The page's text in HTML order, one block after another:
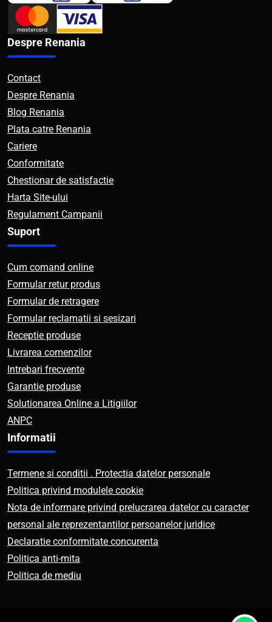
Despre Renania
Contact
Despre Renania
Blog Renania
Plata catre Renania
Cariere
Conformitate
Chestionar de satisfactie
Harta Site-ului
Regulament Campanii
Suport
Cum comand online
Formular retur produs
Formular de retragere
Formular reclamatii si sesizari
Receptie produse
Livrarea comenzilor
Intrebari frecvente
Garantie produse
Solutionarea Online a Litigiilor
ANPC
Informatii
Termene si conditii . Protectia datelor personale
Politica privind modulele cookie
Nota de informare privind prelucrarea datelor cu caracter
personal ale reprezentantilor persoanelor juridice
Declaratie conformitate concurenta
Politica anti-mita
Politica de mediu